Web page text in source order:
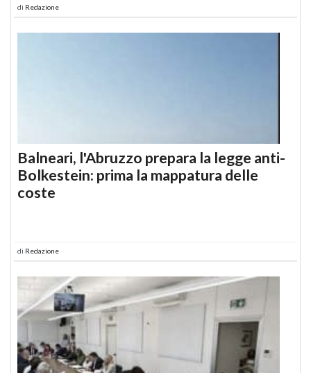
di Redazione
Balneari, l'Abruzzo prepara la legge anti-
Bolkestein: prima la mappatura delle
coste
di Redazione